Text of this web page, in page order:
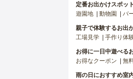
定番お出かけスポット
遊園地
動物園 バ
親子で体験するお出
工場見学
手作り体
お得に一日中遊べる
お得なクーポン
無
雨の日におすすめ室